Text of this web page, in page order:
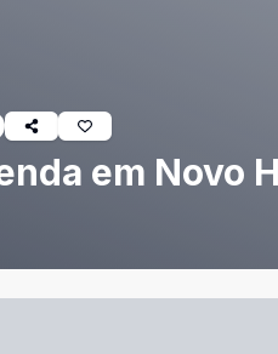
em Novo